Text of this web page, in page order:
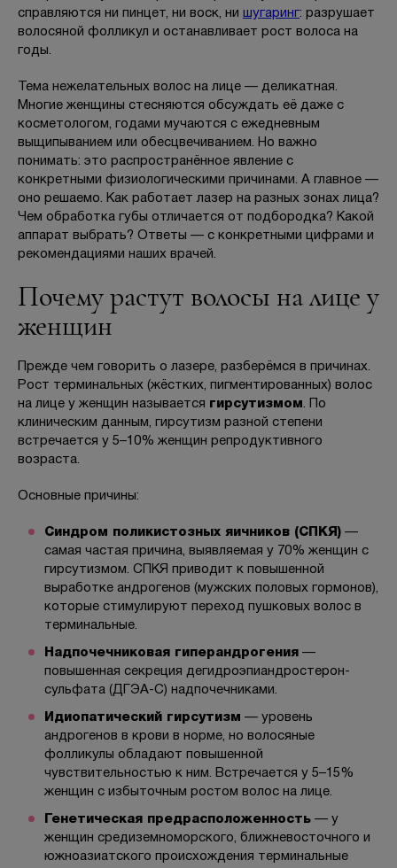
Вопрос-ответ
+7 (800) 301 17 54
Москва , Тверская
м. Трубная,
ул. Петровка, 26, стр. 3
ПРОЙТИ ТЕСТ
справляются ни пинцет, ни воск, ни шугаринг: разрушает
волосяной фолликул и останавливает рост волоса на
годы.
Тема нежелательных волос на лице — деликатная.
Многие женщины стесняются обсуждать её даже с
косметологом, годами мучаются с ежедневным
выщипыванием или обесцвечиванием. Но важно
понимать: это распространённое явление с
конкретными физиологическими причинами. А главное —
оно решаемо. Как работает лазер на разных зонах лица?
Чем обработка губы отличается от подбородка? Какой
аппарат выбрать? Ответы — с конкретными цифрами и
рекомендациями наших врачей.
Почему растут волосы на лице у
женщин
Прежде чем говорить о лазере, разберёмся в причинах.
Рост терминальных (жёстких, пигментированных) волос
на лице у женщин называется гирсутизмом. По
клиническим данным, гирсутизм разной степени
встречается у 5–10% женщин репродуктивного
возраста.
Основные причины:
Синдром поликистозных яичников (СПКЯ) —
самая частая причина, выявляемая у 70% женщин с
гирсутизмом. СПКЯ приводит к повышенной
выработке андрогенов (мужских половых гормонов),
которые стимулируют переход пушковых волос в
терминальные.
Надпочечниковая гиперандрогения —
повышенная секреция дегидроэпиандростерон-
сульфата (ДГЭА-С) надпочечниками.
Идиопатический гирсутизм — уровень
андрогенов в крови в норме, но волосяные
фолликулы обладают повышенной
чувствительностью к ним. Встречается у 5–15%
женщин с избыточным ростом волос на лице.
Генетическая предрасположенность — у
женщин средиземноморского, ближневосточного и
южноазиатского происхождения терминальные